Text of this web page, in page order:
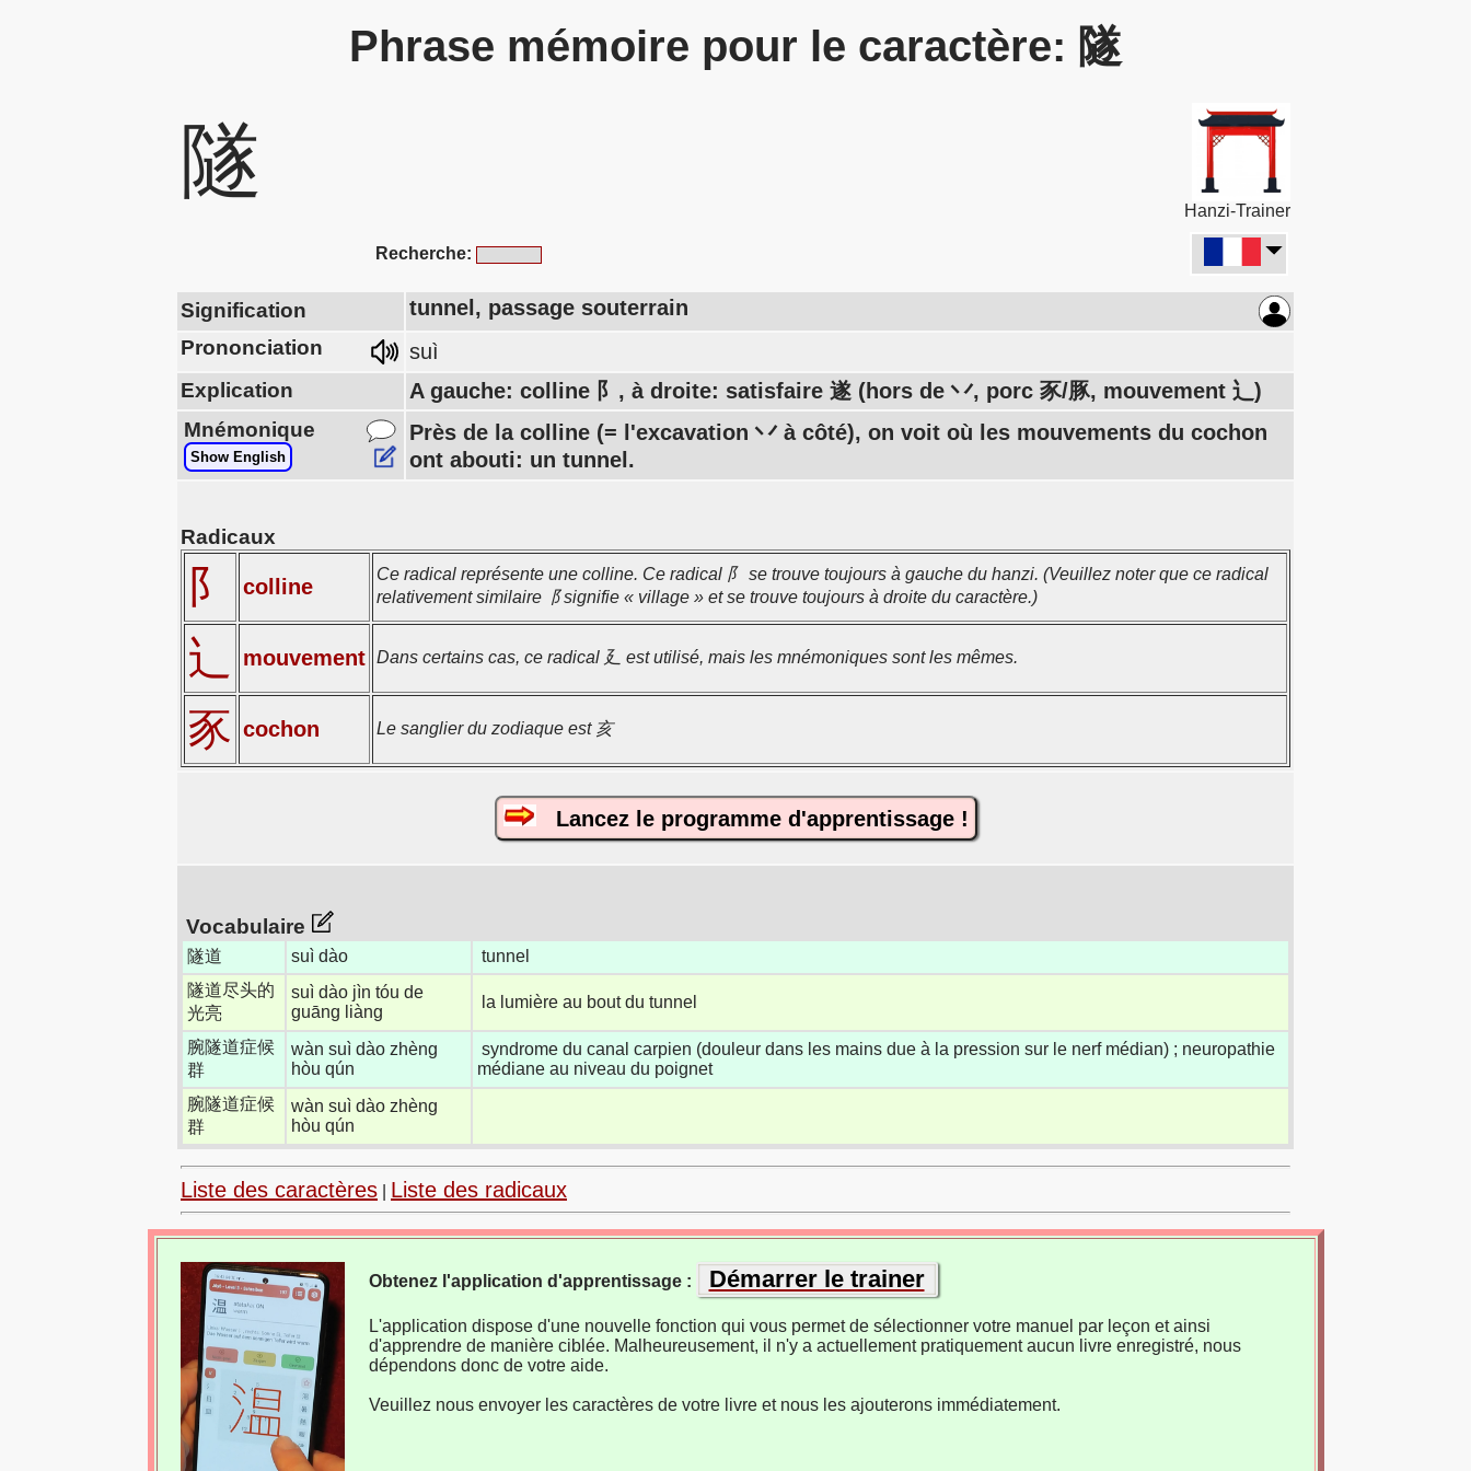
Phrase mémoire pour le caractère: 隧
隧
Hanzi-Trainer
Recherche:
Signification tunnel, passage souterrain
Prononciation suì
Explication A gauche: colline 阝, à droite: satisfaire 遂 (hors de 丷, porc 豕/豚, mouvement 辶)
Mnémonique
Show English
Près de la colline (= l'excavation 丷 à côté), on voit où les mouvements du cochon
ont abouti: un tunnel.
Radicaux
阝 colline
Ce radical représente une colline. Ce radical 阝 se trouve toujours à gauche du hanzi. (Veuillez noter que ce radical
relativement similaire⻏ signifie « village » et se trouve toujours à droite du caractère.)
辶 mouvement Dans certains cas, ce radical 廴 est utilisé, mais les mnémoniques sont les mêmes.
豕 cochon Le sanglier du zodiaque est 亥
Lancez le programme d'apprentissage !
Vocabulaire
隧道 suì dào
tunnel
隧道尽头的
光亮
suì dào jìn tóu de
guāng liàng
la lumière au bout du tunnel
腕隧道症候
群
wàn suì dào zhèng
hòu qún
syndrome du canal carpien (douleur dans les mains due à la pression sur le nerf médian) ; neuropathie
médiane au niveau du poignet
腕隧道症候
群
wàn suì dào zhèng
hòu qún
Liste des caractères Liste des radicaux
Obtenez l'application d'apprentissage : Démarrer le trainer
L'application dispose d'une nouvelle fonction qui vous permet de sélectionner votre manuel par leçon et ainsi
d'apprendre de manière ciblée. Malheureusement, il n'y a actuellement pratiquement aucun livre enregistré, nous
dépendons donc de votre aide.
Veuillez nous envoyer les caractères de votre livre et nous les ajouterons immédiatement.